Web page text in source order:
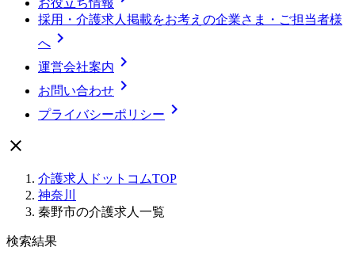
採用・介護求人掲載をお考えの企業さま・ご担当者様
へ 
運営会社案内 
お問い合わせ 
プライバシーポリシー 

介護求人ドットコムTOP
神奈川
秦野市の介護求人一覧
検索結果